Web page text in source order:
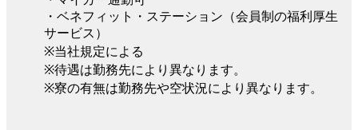
・ベネフィット・ステーション（会員制の福利厚生
サービス）
※当社規定による
※待遇は勤務先により異なります。
※寮の有無は勤務先や空状況により異なります。